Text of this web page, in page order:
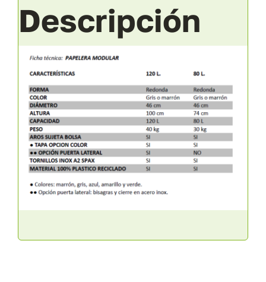
Descripción